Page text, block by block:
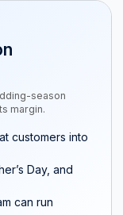
season
margin.
customers into
Day, and
can run